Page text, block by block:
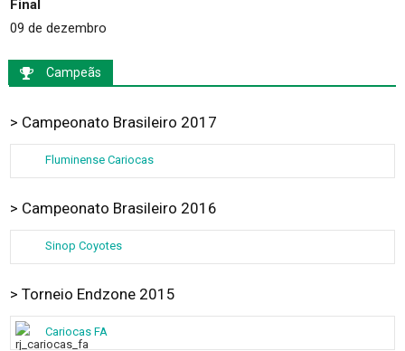
Final
09 de dezembro
Campeãs
> Campeonato Brasileiro 2017
Fluminense Cariocas
> Campeonato Brasileiro 2016
Sinop Coyotes
> Torneio Endzone 2015
Cariocas FA